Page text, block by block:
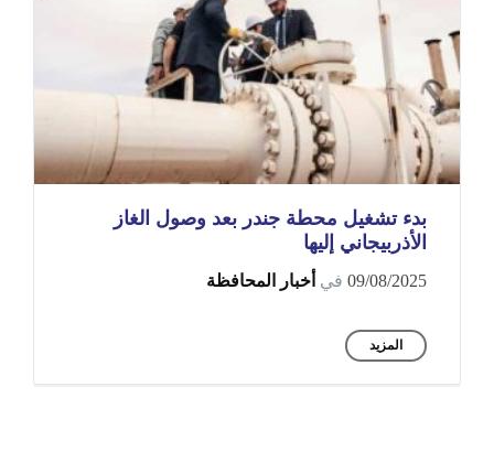
بدء تشغيل محطة جندر بعد وصول الغاز
الأذربيجاني إليها
09/08/2025 في أخبار المحافظة
المزيد